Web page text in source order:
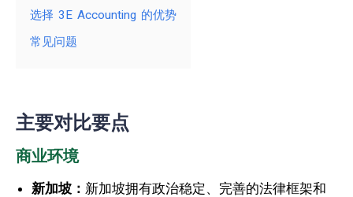
选择 3E Accounting 的优势
常见问题
主要对比要点
商业环境
新加坡： 新加坡拥有政治稳定、完善的法律框架和